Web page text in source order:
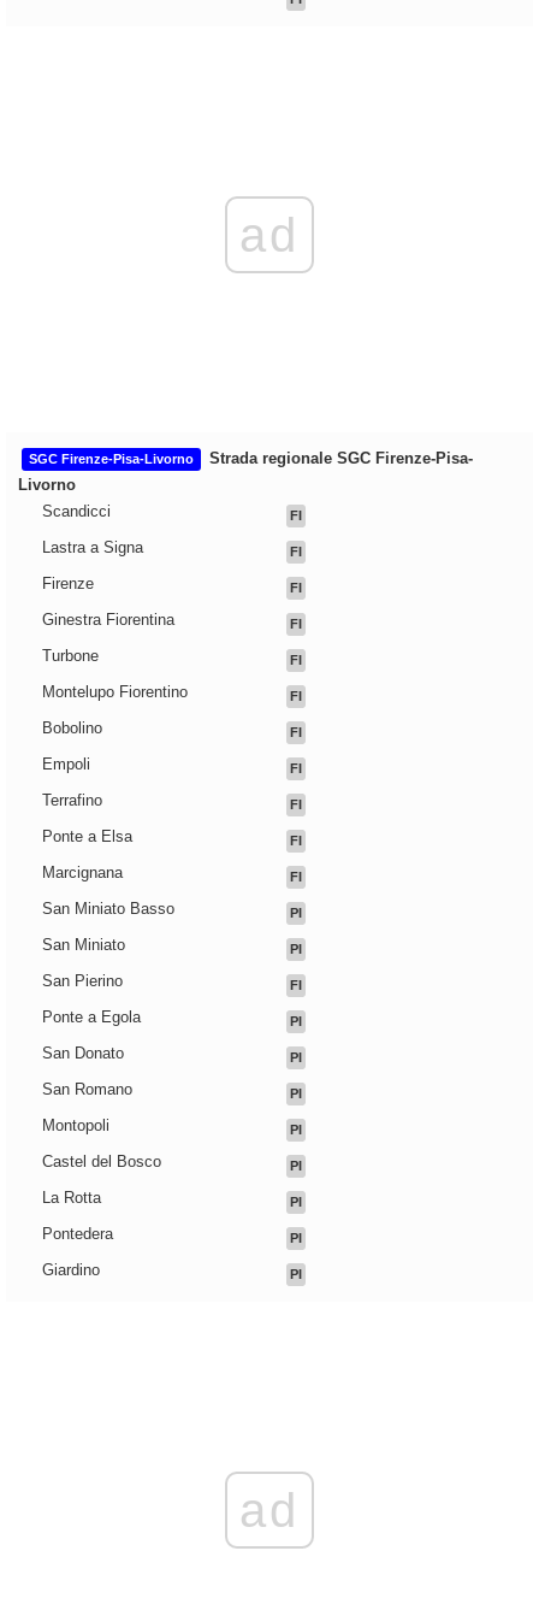
ad
SGC Firenze-Pisa-Livorno
Strada regionale SGC Firenze-Pisa-
Livorno
Scandicci
FI
Lastra a Signa FI
Firenze FI
Ginestra Fiorentina FI
Turbone FI
Montelupo Fiorentino FI
Bobolino FI
Empoli FI
Terrafino FI
Ponte a Elsa FI
Marcignana FI
San Miniato Basso PI
San Miniato PI
San Pierino FI
Ponte a Egola PI
San Donato PI
San Romano PI
Montopoli PI
Castel del Bosco PI
La Rotta PI
Pontedera PI
Giardino PI
ad